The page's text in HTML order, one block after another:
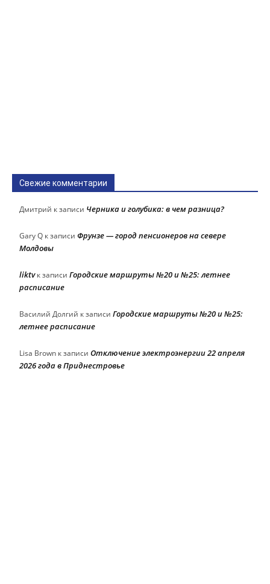
Свежие комментарии
Дмитрий к записи Черника и голубика: в чем разница?
Gary Q к записи Фрунзе — город пенсионеров на севере
Молдовы
liktvк записи Городские маршруты №20 и №25: летнее
расписание
Василий Долгий к записи Городские маршруты №20 и №25:
летнее расписание
Lisa Brown к записи Отключение электроэнергии 22 апреля
2026 года в Приднестровье